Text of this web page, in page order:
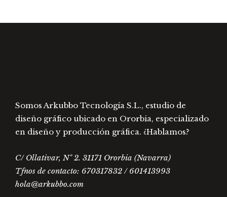
Somos Arkubbo Tecnología S.L., estudio de
diseño gráfico ubicado en Ororbia, especializado
en diseño y producción gráfica. ¿Hablamos?
C/ Ollativar, Nº 2. 31171 Ororbia (Navarra)
Tfnos de contacto: 670317832 / 601413993
hola@arkubbo.com